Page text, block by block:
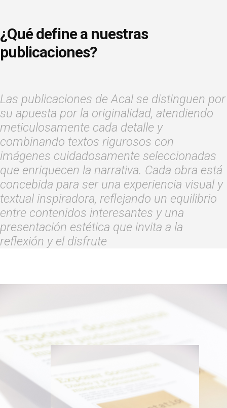
¿Qué define a nuestras
publicaciones?
Las publicaciones de Acal se distinguen por
su apuesta por la originalidad, atendiendo
meticulosamente cada detalle y
combinando textos rigurosos con
imágenes cuidadosamente seleccionadas
que enriquecen la narrativa. Cada obra está
concebida para ser una experiencia visual y
textual inspiradora, reflejando un equilibrio
entre contenidos interesantes y una
presentación estética que invita a la
reflexión y el disfrute